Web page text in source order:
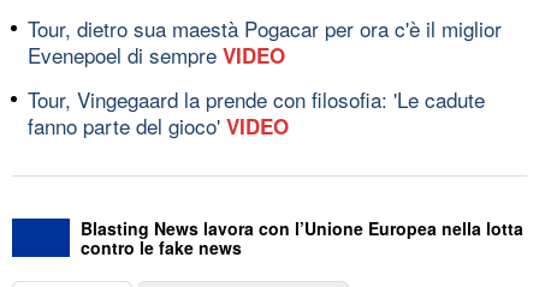
Tour, dietro sua maestà Pogacar per ora c'è il miglior
Evenepoel di sempre VIDEO
Tour, Vingegaard la prende con filosofia: 'Le cadute
fanno parte del gioco' VIDEO
Blasting News lavora con l’Unione Europea nella lotta
contro le fake news